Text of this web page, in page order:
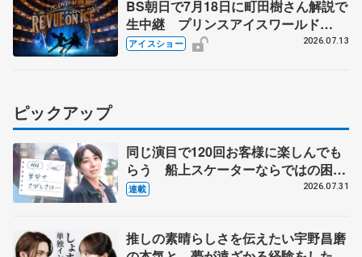
BS朝日で7月18日に町田樹さん解説で
生中継 プリンスアイスワールド
2026-2027「THE REVUE ON ICE」
アイスショー 2026.07.13
ピックアップ
同じ演目で120回お客様に楽しんでも
らう 船上スケーターならではの困難
とは 影響あったPIW前キャプテン松
連載 2026.07.31
推しの素晴らしさを伝えたい宇野昌磨